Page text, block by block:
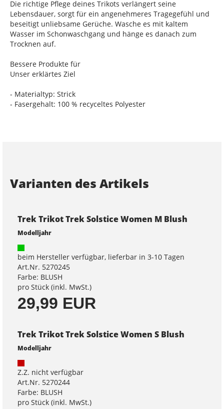
Die richtige Pflege deines Trikots verlängert seine
Lebensdauer, sorgt für ein angenehmeres Tragegefühl und
beseitigt unliebsame Gerüche. Wasche es mit kaltem
Wasser im Schonwaschgang und hänge es danach zum
Trocknen auf.
Bessere Produkte für
Unser erklärtes Ziel
- Materialtyp: Strick
- Fasergehalt: 100 % recyceltes Polyester
Varianten des Artikels
Trek Trikot Trek Solstice Women M Blush
Modelljahr
beim Hersteller verfügbar, lieferbar in 3-10 Tagen
Art.Nr. 5270245
Farbe: BLUSH
pro Stück (inkl. MwSt.)
29,99 EUR
Trek Trikot Trek Solstice Women S Blush
Modelljahr
Z.Z. nicht verfügbar
Art.Nr. 5270244
Farbe: BLUSH
pro Stück (inkl. MwSt.)